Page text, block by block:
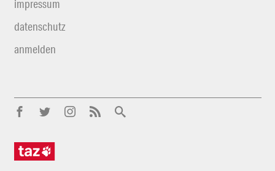
impressum
datenschutz
anmelden